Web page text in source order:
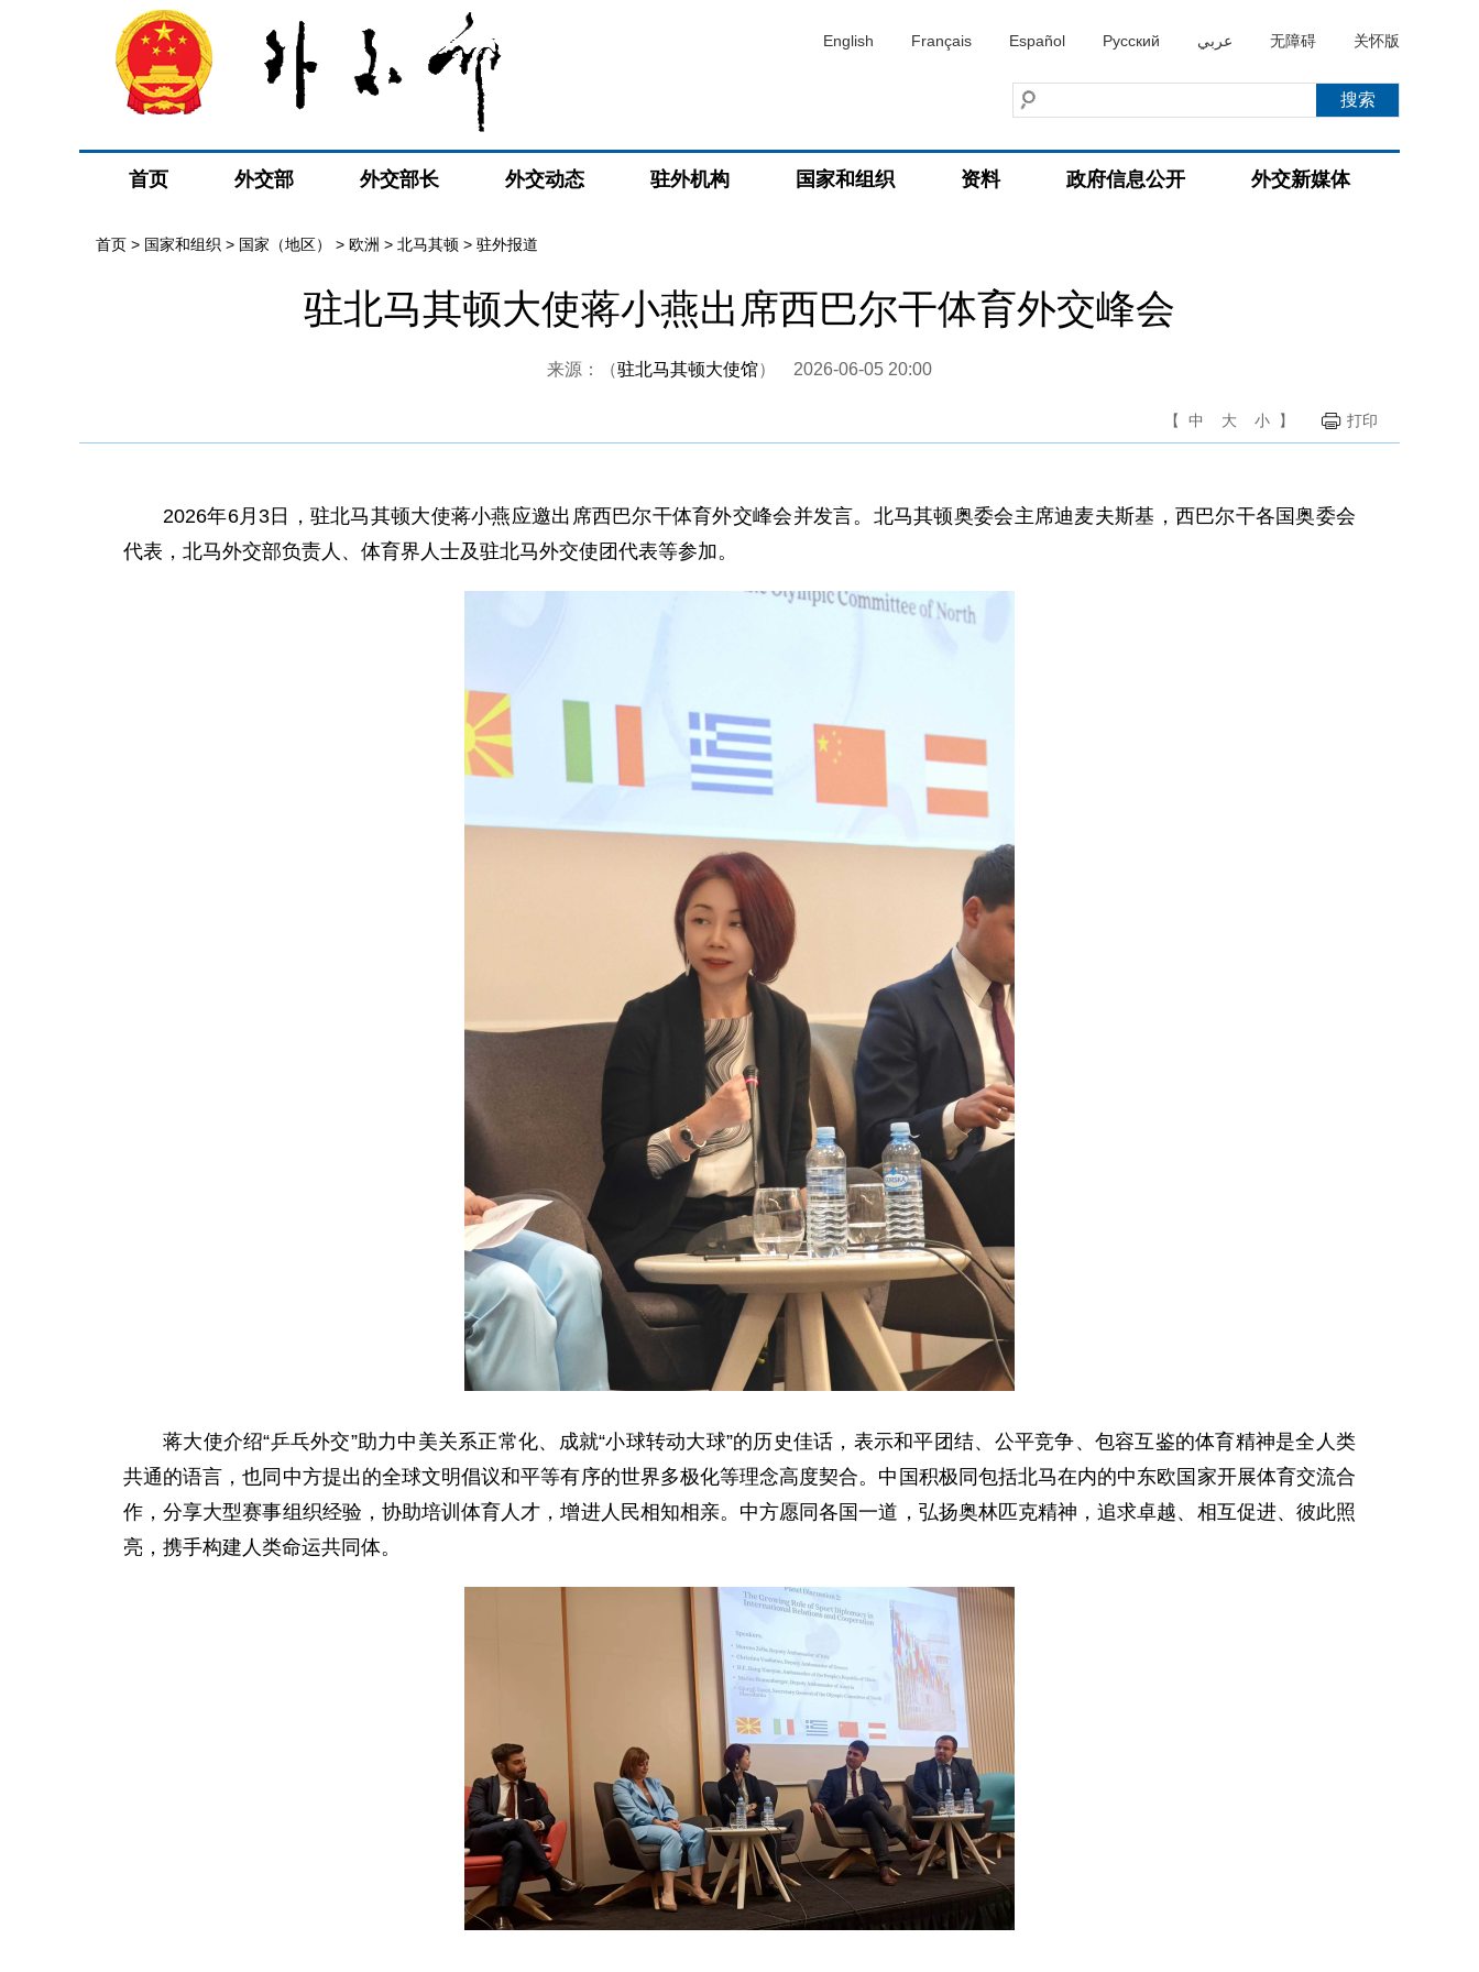
English Français Español Русский عربي 无障碍 关怀版
首页 外交部 外交部长 外交动态 驻外机构 国家和组织 资料 政府信息公开 外交新媒体
首页 > 国家和组织 > 国家（地区） > 欧洲 > 北马其顿 > 驻外报道
驻北马其顿大使蒋小燕出席西巴尔干体育外交峰会
来源：（驻北马其顿大使馆） 2026-06-05 20:00
【 中 大 小 】 打印
2026年6月3日，驻北马其顿大使蒋小燕应邀出席西巴尔干体育外交峰会并发言。北马其顿奥委会主席迪麦夫斯基，西巴尔干各国奥委会
代表，北马外交部负责人、体育界人士及驻北马外交使团代表等参加。
蒋大使介绍“乒乓外交”助力中美关系正常化、成就“小球转动大球”的历史佳话，表示和平团结、公平竞争、包容互鉴的体育精神是全人类
共通的语言，也同中方提出的全球文明倡议和平等有序的世界多极化等理念高度契合。中国积极同包括北马在内的中东欧国家开展体育交流合
作，分享大型赛事组织经验，协助培训体育人才，增进人民相知相亲。中方愿同各国一道，弘扬奥林匹克精神，追求卓越、相互促进、彼此照
亮，携手构建人类命运共同体。